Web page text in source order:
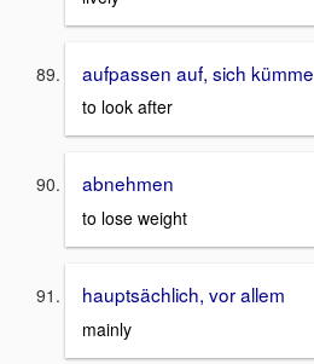
aufpassen auf, sich
to look after
abnehmen
to lose weight
hauptsächlich, vor allem
mainly